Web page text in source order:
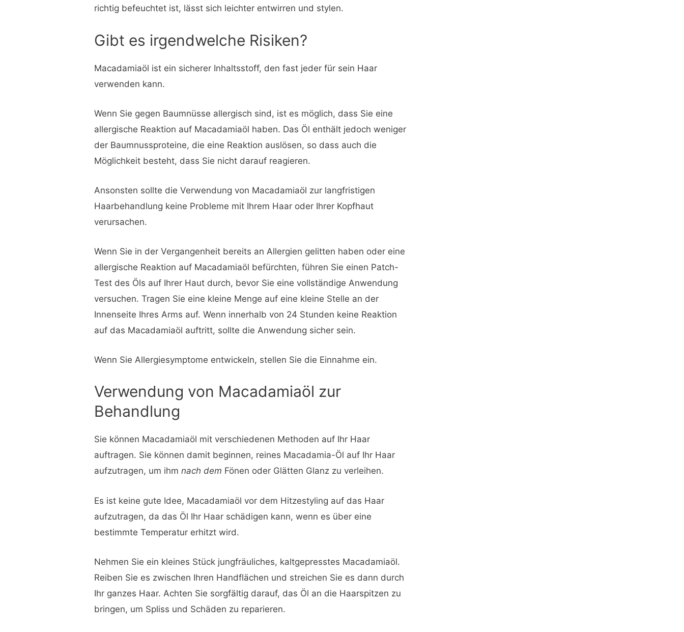
richtig befeuchtet ist, lässt sich leichter entwirren und stylen.
Gibt es irgendwelche Risiken?
Macadamiaöl ist ein sicherer Inhaltsstoff, den fast jeder für sein Haar
verwenden kann.
Wenn Sie gegen Baumnüsse allergisch sind, ist es möglich, dass Sie eine
allergische Reaktion auf Macadamiaöl haben. Das Öl enthält jedoch weniger
der Baumnussproteine, die eine Reaktion auslösen, so dass auch die
Möglichkeit besteht, dass Sie nicht darauf reagieren.
Ansonsten sollte die Verwendung von Macadamiaöl zur langfristigen
Haarbehandlung keine Probleme mit Ihrem Haar oder Ihrer Kopfhaut
verursachen.
Wenn Sie in der Vergangenheit bereits an Allergien gelitten haben oder eine
allergische Reaktion auf Macadamiaöl befürchten, führen Sie einen Patch-
Test des Öls auf Ihrer Haut durch, bevor Sie eine vollständige Anwendung
versuchen. Tragen Sie eine kleine Menge auf eine kleine Stelle an der
Innenseite Ihres Arms auf. Wenn innerhalb von 24 Stunden keine Reaktion
auf das Macadamiaöl auftritt, sollte die Anwendung sicher sein.
Wenn Sie Allergiesymptome entwickeln, stellen Sie die Einnahme ein.
Verwendung von Macadamiaöl zur
Behandlung
Sie können Macadamiaöl mit verschiedenen Methoden auf Ihr Haar
auftragen. Sie können damit beginnen, reines Macadamia-Öl auf Ihr Haar
aufzutragen, um ihmnach dem Fönen oder Glätten Glanz zu verleihen.
Es ist keine gute Idee, Macadamiaöl vor dem Hitzestyling auf das Haar
aufzutragen, da das Öl Ihr Haar schädigen kann, wenn es über eine
bestimmte Temperatur erhitzt wird.
Nehmen Sie ein kleines Stück jungfräuliches, kaltgepresstes Macadamiaöl.
Reiben Sie es zwischen Ihren Handflächen und streichen Sie es dann durch
Ihr ganzes Haar. Achten Sie sorgfältig darauf, das Öl an die Haarspitzen zu
bringen, um Spliss und Schäden zu reparieren.